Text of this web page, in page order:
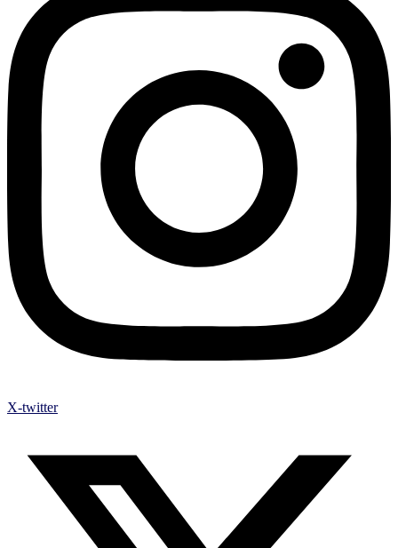
X-twitter